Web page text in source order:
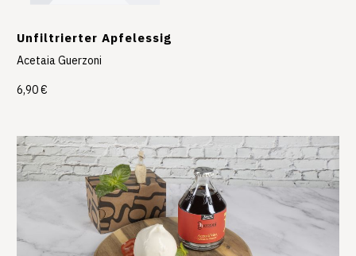
Unfiltrierter Apfelessig
Acetaia Guerzoni
6,90 €